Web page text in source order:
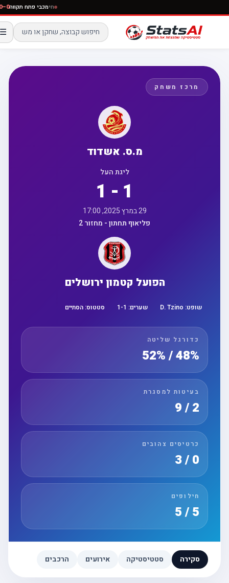
חימכבי פתח
☰
מרכז משחק
מ.ס. אשדוד
ליגת העל
1 - 1
29 במרץ 2025, 17:00
פליאוף תחתון - מחזור 2
הפועל קטמון ירושלים
שופט:D. Tzino שערים: 1 -1 סטטוס:הסתיים
כדורגל שליטה
48% / 52%
בעיטות למסגרת
כרטיסים צהובים
חילופים
סקירה סטטיסטיקה אירועים הרכבים